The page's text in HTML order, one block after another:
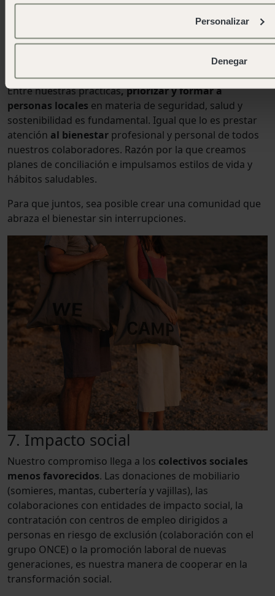
Personalizar
Denegar
la pieza clave para el éxito de nuestros propósitos. Por
promovemos los principios y derechos laborales
de nuestros trabajadores en todas sus posiciones.
Entre nuestras prácticas, priorizar y formar a
personas locales en materia de seguridad, salud y
sostenibilidad es fundamental. Igual que lo es prestar
atención al bienestar profesional y personal de todos
nuestros colaboradores. Razón por la que creamos
planes de conciliación e impulsamos estilos de vida y
hábitos saludables.
Para que juntos, sea posible crear una comunidad que
abraza el bienestar sin interrupciones.
7. Impacto social
Nuestro compromiso llega a los colectivos sociales
menos favorecidos. Las donaciones de mobiliario
(somieres, mantas, cubertería y vajillas), las
colaboraciones con entidades de impacto social, la
contratación con centros de empleo dirigidos a
personas en riesgo de exclusión (colaboración con el
grupo ONCE) o la promoción laboral de nuevas
generaciones, es nuestra manera de cooperar en la
transformación social.